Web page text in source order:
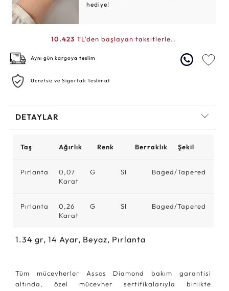
hediye!
10.423 TL'den başlayan taksitlerle..
Aynı gün kargoya teslim
Ücretsiz ve Sigortalı Teslimat
DETAYLAR
Taş Ağırlık Renk Berraklık Şekil
Pırlanta
0,07
Karat
G SI Baged/Tapered
Pırlanta
0,26
Karat
G SI Baged/Tapered
1.34 gr, 14 Ayar, Beyaz, Pırlanta
Tüm mücevherler Assos Diamond bakım garantisi
altında, özel mücevher sertifikalarıyla birlikte